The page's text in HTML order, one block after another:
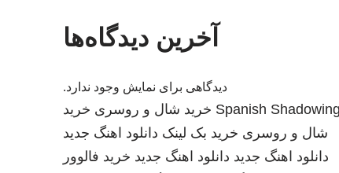
آخرین دیدگاه‌ها
دیدگاهی برای نمایش وجود ندارد.
Spanish Shadowing خرید شال و روسری خرید
شال و روسری خرید بک لینک دانلود اهنگ جدید
دانلود اهنگ جدید دانلود اهنگ جدید خرید فالوور